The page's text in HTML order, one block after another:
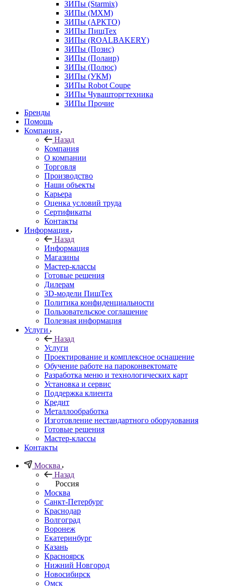
ЗИПы (Starmix)
ЗИПы (МХМ)
ЗИПы (АРКТО)
ЗИПы ПищТех
ЗИПы (ROALBAKERY)
ЗИПы (Позис)
ЗИПы (Полаир)
ЗИПы (Полюс)
ЗИПы (УКМ)
ЗИПы Robot Coupe
ЗИПы Чувашторгтехника
ЗИПы Прочие
Бренды
Помощь
Компания
Назад
Компания
О компании
Торговля
Производство
Наши объекты
Карьера
Оценка условий труда
Сертификаты
Контакты
Информация
Назад
Информация
Магазины
Мастер-классы
Готовые решения
Дилерам
3D-модели ПищТех
Политика конфиденциальности
Пользовательское соглашение
Полезная информация
Услуги
Назад
Услуги
Проектирование и комплексное оснащение
Обучение работе на пароконвектомате
Разработка меню и технологических карт
Установка и сервис
Поддержка клиента
Кредит
Металлообработка
Изготовление нестандартного оборудования
Готовые решения
Мастер-классы
Контакты
Москва
Назад
Россия
Москва
Санкт-Петербург
Краснодар
Волгоград
Воронеж
Екатеринбург
Казань
Красноярск
Нижний Новгород
Новосибирск
Омск